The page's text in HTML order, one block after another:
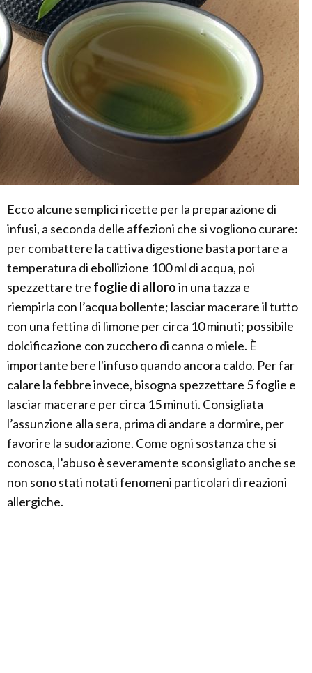
Ecco alcune semplici ricette per la preparazione di
infusi, a seconda delle affezioni che si vogliono curare:
per combattere la cattiva digestione basta portare a
temperatura di ebollizione 100 ml di acqua, poi
spezzettare tre foglie di alloroin una tazza e
riempirla con l’acqua bollente; lasciar macerare il tutto
con una fettina di limone per circa 10 minuti; possibile
dolcificazione con zucchero di canna o miele. È
importante bere l'infuso quando ancora caldo. Per far
calare la febbre invece, bisogna spezzettare 5 foglie e
lasciar macerare per circa 15 minuti. Consigliata
l’assunzione alla sera, prima di andare a dormire, per
favorire la sudorazione. Come ogni sostanza che si
conosca, l’abuso è severamente sconsigliato anche se
non sono stati notati fenomeni particolari di reazioni
allergiche.